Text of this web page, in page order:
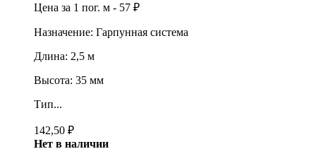
Цена за 1 пог. м - 57 ₽
Назначение: Гарпунная система
Длина: 2,5 м
Высота: 35 мм
Тип...
142,50 ₽
Нет в наличии